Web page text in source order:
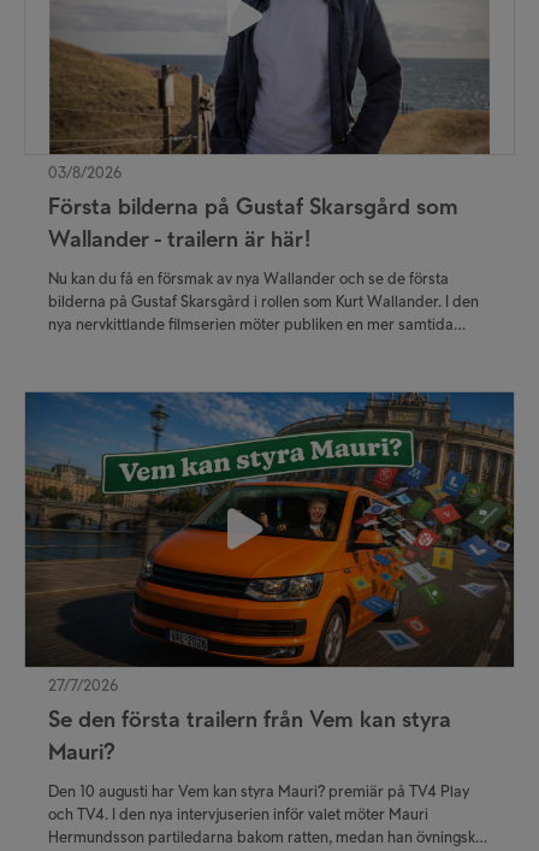
03/8/2026
Första bilderna på Gustaf Skarsgård som
Wallander - trailern är här!
Nu kan du få en försmak av nya Wallander och se de första
bilderna på Gustaf Skarsgård i rollen som Kurt Wallander. I den
nya nervkittlande filmserien möter publiken en mer samtida
27/7/2026
Se den första trailern från Vem kan styra
Mauri?
Den 10 augusti har Vem kan styra Mauri? premiär på TV4 Play
och TV4. I den nya intervjuserien inför valet möter Mauri
Hermundsson partiledarna bakom ratten, medan han övningskör